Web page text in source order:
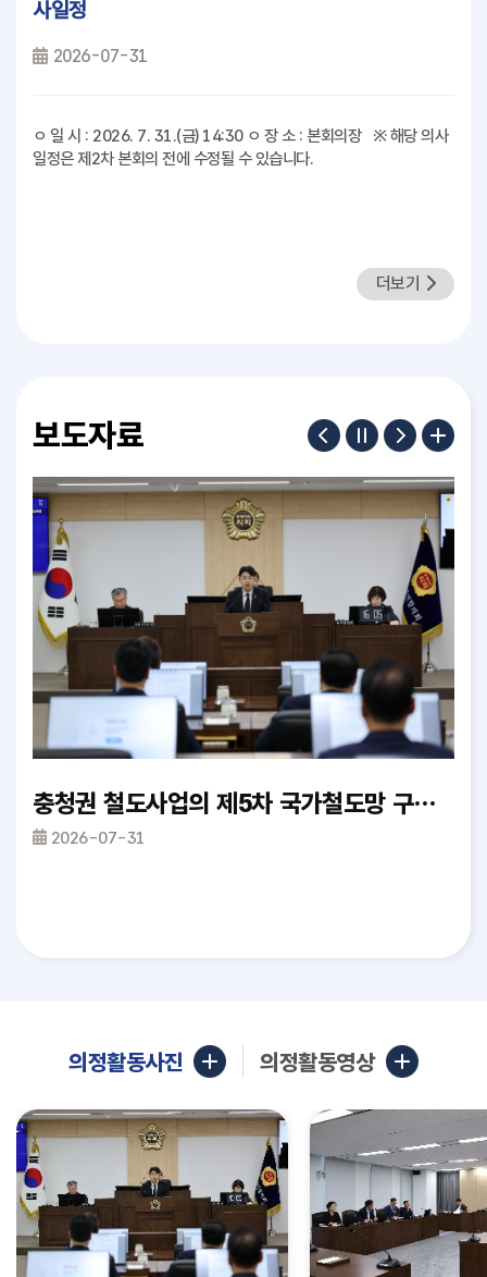
사일정
2026-07-31
ㅇ 일 시 : 2026. 7. 31.(금) 14:30 ㅇ 장 소 : 본회의장 ※ 해당 의사
일정은 제2차 본회의 전에 수정될 수 있습니다.
더보기
보도자료
충청권 철도사업의 제5차 국가철도망 구축계획 반영 촉구 건의안_정재우 의원
2026-07-31
의정활동사진 의정활동영상